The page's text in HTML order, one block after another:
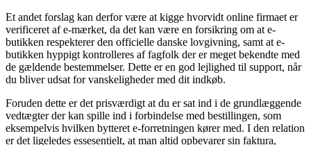
Et andet forslag kan derfor være at kigge hvorvidt online firmaet er
verificeret af e-mærket, da det kan være en forsikring om at e-
butikken respekterer den officielle danske lovgivning, samt at e-
butikken hyppigt kontrolleres af fagfolk der er meget bekendte med
de gældende bestemmelser. Dette er en god lejlighed til support, når
du bliver udsat for vanskeligheder med dit indkøb.
Foruden dette er det prisværdigt at du er sat ind i de grundlæggende
vedtægter der kan spille ind i forbindelse med bestillingen, som
eksempelvis hvilken bytteret e-forretningen kører med. I den relation
er det ligeledes essesentielt, at man altid opbevarer sin faktura,